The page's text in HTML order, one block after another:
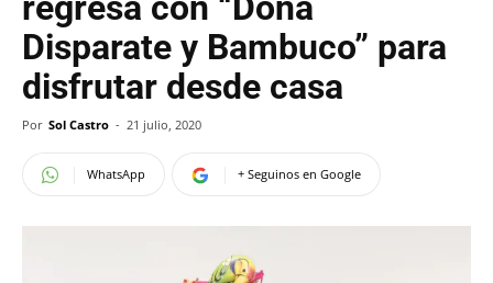
Disparate y Bambuco” para
disfrutar desde casa
Por Sol Castro - 21 julio, 2020
WhatsApp + Seguinos en Google